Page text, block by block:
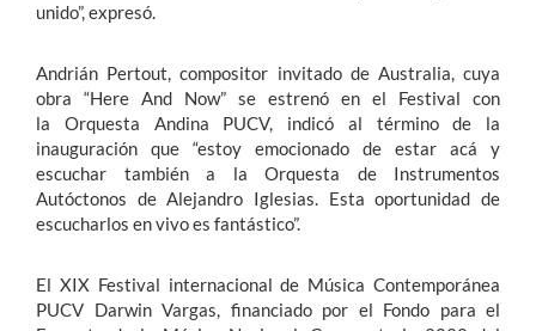
unido”, expresó.
Andrián Pertout, compositor invitado de Australia, cuya
obra “Here And Now” se estrenó en el Festival con
la Orquesta Andina PUCV, indicó al término de la
inauguración que “estoy emocionado de estar acá y
escuchar también a la Orquesta de Instrumentos
Autóctonos de Alejandro Iglesias. Esta oportunidad de
escucharlos en vivo es fantástico”.
El XIX Festival internacional de Música Contemporánea
PUCV Darwin Vargas, financiado por el Fondo para el